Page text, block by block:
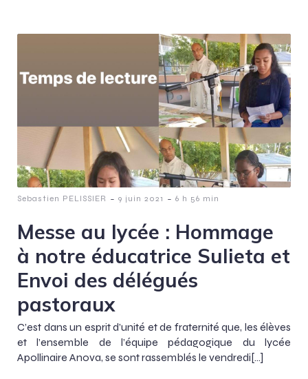
Sebastien PELISSIER - 9 juin 2021 - 6 h 56 min
Messe au lycée : Hommage
à notre éducatrice Sulieta et
Envoi des délégués
pastoraux
C’est dans un esprit d’unité et de fraternité que, les élèves
et l’ensemble de l’équipe pédagogique du lycée
Apollinaire Anova, se sont rassemblés le vendredi[…]